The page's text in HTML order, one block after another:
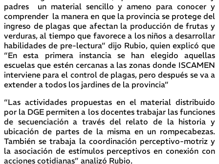
padres un material sencillo y ameno para conocer y
comprender la manera en que la provincia se protege del
ingreso de plagas que afectan la producción de frutas y
verduras, al tiempo que favorece a los niños a desarrollar
habilidades de pre-lectura” dijo Rubio, quien explicó que
“En esta primera instancia se han elegido aquellas
escuelas que estén cercanas a las zonas donde ISCAMEN
interviene para el control de plagas, pero después se va a
extender a todos los jardines de la provincia”
“Las actividades propuestas en el material distribuido
por la DGE permiten a los docentes trabajar las funciones
de secuenciación a través del relato de la historia y
ubicación de partes de la misma en un rompecabezas.
También se trabaja la coordinación perceptivo-motriz y
la asociación de estímulos perceptivos en conexión con
acciones cotidianas” analizó Rubio.